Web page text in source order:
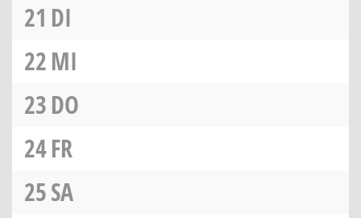
21 DI
22MI
23DO
24FR
25SA